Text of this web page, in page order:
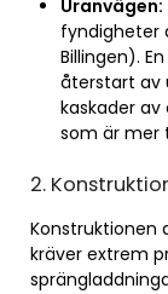
Uranvägen:
fyndigheter
Billingen).
återstart av
kaskader
som är mer
2.
Konstruktionen
kräver extrem